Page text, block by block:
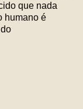
que nada
humano é